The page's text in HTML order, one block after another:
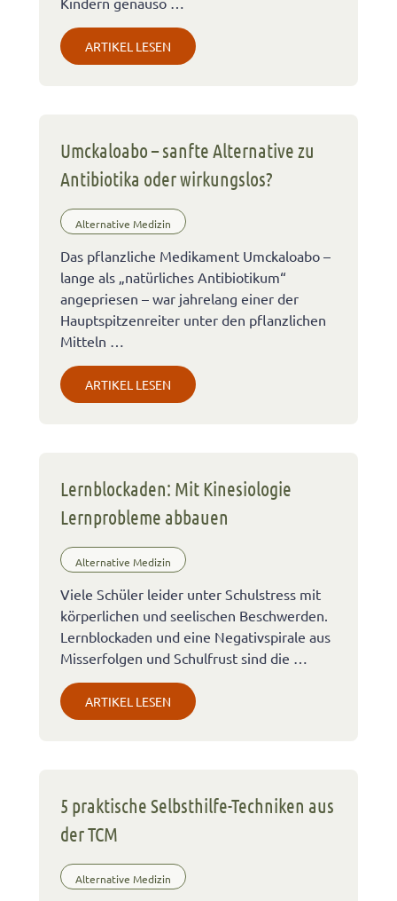
ARTIKEL LESEN
Umckaloabo – sanfte Alternative zu
Antibiotika oder wirkungslos?
Alternative Medizin
Das pflanzliche Medikament Umckaloabo –
lange als „natürliches Antibiotikum“
angepriesen – war jahrelang einer der
Hauptspitzenreiter unter den pflanzlichen
Mitteln …
ARTIKEL LESEN
Lernblockaden: Mit Kinesiologie
Lernprobleme abbauen
Alternative Medizin
Viele Schüler leider unter Schulstress mit
körperlichen und seelischen Beschwerden.
Lernblockaden und eine Negativspirale aus
Misserfolgen und Schulfrust sind die …
ARTIKEL LESEN
5 praktische Selbsthilfe-Techniken aus
der TCM
Alternative Medizin